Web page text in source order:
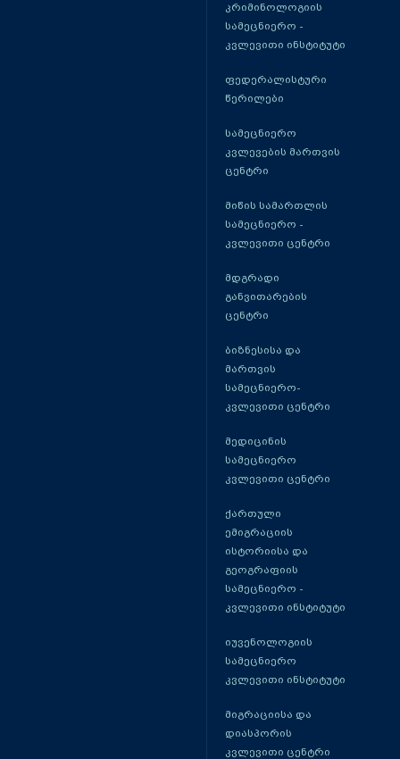
კრიმინოლოგიის
სამეცნიერო -
კვლევითი ინსტიტუტი
ფედერალისტური
წერილები
სამეცნიერო
კვლევების მართვის
ცენტრი
მიწის სამართლის
სამეცნიერო -
კვლევითი ცენტრი
მდგრადი
განვითარების
ცენტრი
ბიზნესისა და
მართვის
სამეცნიერო-
კვლევითი ცენტრი
მედიცინის
სამეცნიერო
კვლევითი ცენტრი
ქართული
ემიგრაციის
ისტორიისა და
გეოგრაფიის
სამეცნიერო -
კვლევითი ინსტიტუტი
იუვენოლოგიის
სამეცნიერო
კვლევითი ინსტიტუტი
მიგრაციისა და
დიასპორის
კვლევითი ცენტრი